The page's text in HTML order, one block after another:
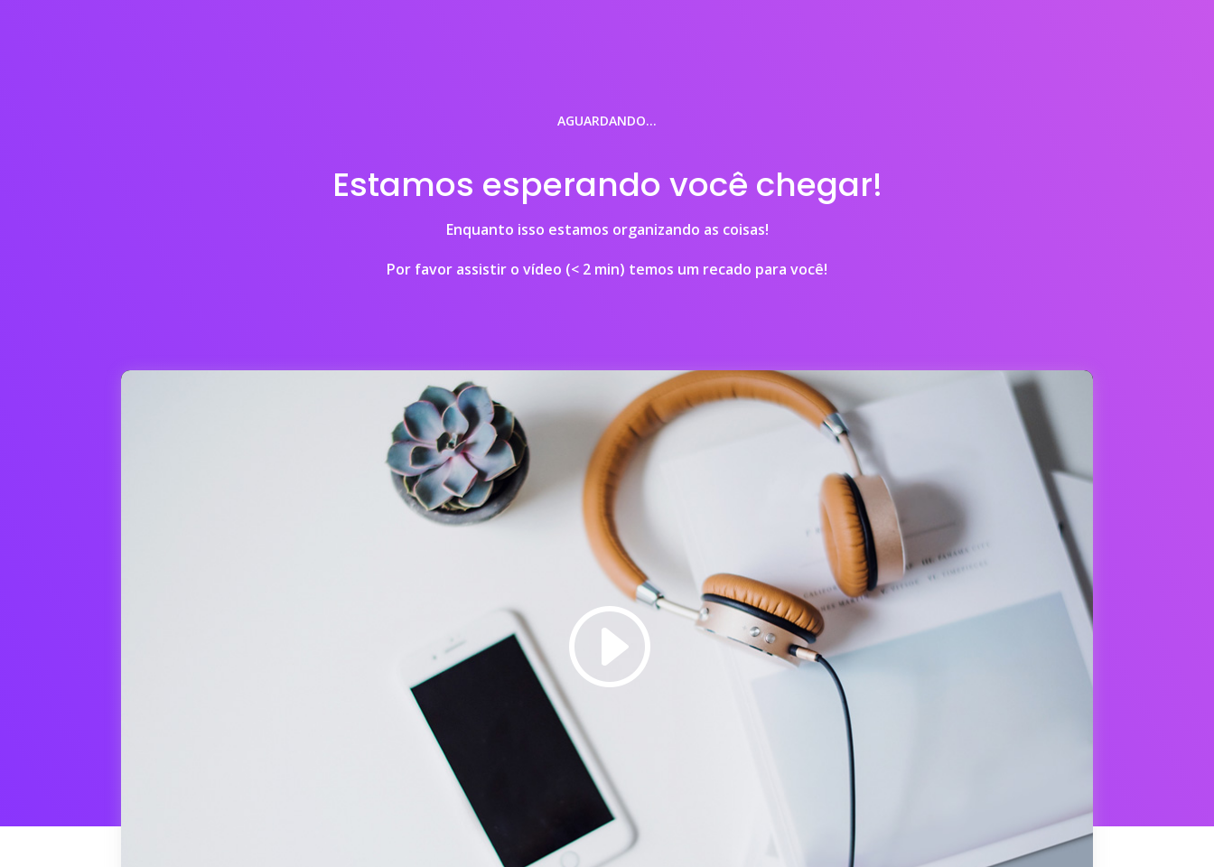
AGUARDANDO…
Estamos esperando você chegar!
Enquanto isso estamos organizando as coisas!
Por favor assistir o vídeo (< 2 min) temos um recado para você!
Clique em 'Concordo' para ativar Youtube
Política de Cookies
Concordo